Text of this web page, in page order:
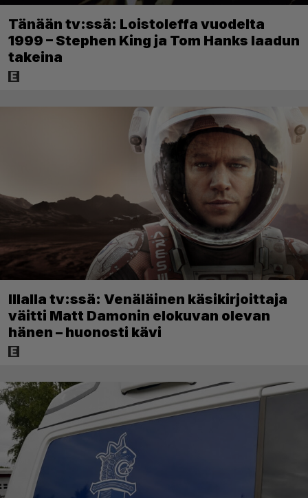
Tänään tv:ssä: Loistoleffa vuodelta
1999 – Stephen King ja Tom Hanks laadun
takeina
Illalla tv:ssä: Venäläinen käsikirjoittaja
väitti Matt Damonin elokuvan olevan
hänen – huonosti kävi